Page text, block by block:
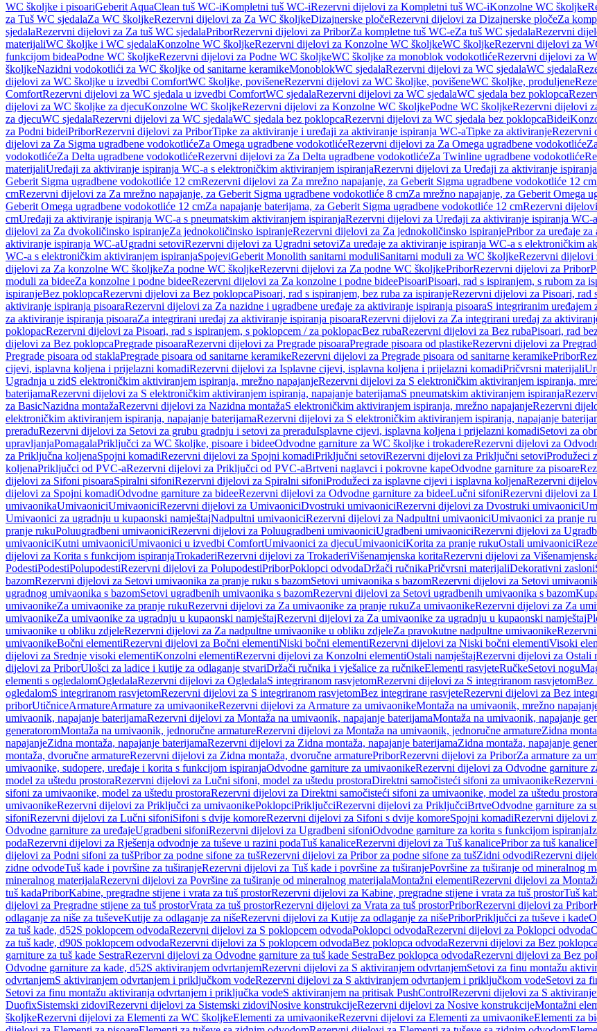
WC školjke i pisoariGeberit AquaClean tuš WC-iKompletni tuš WC-iRezervni dijelovi za Kompletni tuš WC-iKonzolne WC školjke
za Tuš WC sjedalaZa WC školjkeRezervni dijelovi za Za WC školjkeDizajnerske pločeRezervni dijelovi za Dizajnerske pločeZa
sjedalaRezervni dijelovi za Za tuš WC sjedalaPriborRezervni dijelovi za PriborZa kompletne tuš WC-eZa tuš WC sjedalaRezervni
materijaliWC školjke i WC sjedalaKonzolne WC školjkeRezervni dijelovi za Konzolne WC školjkeWC školjkeRezervni dijelovi za
funkcijom bideaPodne WC školjkeRezervni dijelovi za Podne WC školjkeWC školjke za monoblok vodokotlićeRezervni dijelovi za
školjkeNazidni vodokotlići za WC školjke od sanitarne keramikeMonoblokWC sjedalaRezervni dijelovi za WC sjedalaWC sjedala
dijelovi za WC školjke u izvedbi ComfortWC školjke, povišeneRezervni dijelovi za WC školjke, povišeneWC školjke, produljene
ComfortRezervni dijelovi za WC sjedala u izvedbi ComfortWC sjedalaRezervni dijelovi za WC sjedalaWC sjedala bez poklopca
dijelovi za WC školjke za djecuKonzolne WC školjkeRezervni dijelovi za Konzolne WC školjkePodne WC školjkeRezervni dijelovi
za djecuWC sjedalaRezervni dijelovi za WC sjedalaWC sjedala bez poklopcaRezervni dijelovi za WC sjedala bez poklopcaBidei
za Podni bideiPriborRezervni dijelovi za PriborTipke za aktiviranje i uređaji za aktiviranje ispiranja WC-aTipke za aktiviranjeRezervni
dijelovi za Za Sigma ugradbene vodokotlićeZa Omega ugradbene vodokotlićeRezervni dijelovi za Za Omega ugradbene vodokotliće
vodokotlićeZa Delta ugradbene vodokotlićeRezervni dijelovi za Za Delta ugradbene vodokotlićeZa Twinline ugradbene vodokotliće
materijaliUređaji za aktiviranje ispiranja WC-a s elektroničkim aktiviranjem ispiranjaRezervni dijelovi za Uređaji za aktiviranje
Geberit Sigma ugradbene vodokotliće 12 cmRezervni dijelovi za Za mrežno napajanje, za Geberit Sigma ugradbene vodokotliće 12 cm
cmRezervni dijelovi za Za mrežno napajanje, za Geberit Sigma ugradbene vodokotliće 8 cmZa mrežno napajanje, za Geberit Omega
Geberit Omega ugradbene vodokotliće 12 cmZa napajanje baterijama, za Geberit Sigma ugradbene vodokotliće 12 cmRezervni
cmUređaji za aktiviranje ispiranja WC-a s pneumatskim aktiviranjem ispiranjaRezervni dijelovi za Uređaji za aktiviranje ispiranja WC-
dijelovi za Za dvokoličinsko ispiranjeZa jednokoličinsko ispiranjeRezervni dijelovi za Za jednokoličinsko ispiranjePribor za uređaje
aktiviranje ispiranja WC-aUgradni setoviRezervni dijelovi za Ugradni setoviZa uređaje za aktiviranje ispiranja WC-a s elektroničkim
WC-a s elektroničkim aktiviranjem ispiranjaSpojeviGeberit Monolith sanitarni moduliSanitarni moduli za WC školjkeRezervni dijelovi
dijelovi za Za konzolne WC školjkeZa podne WC školjkeRezervni dijelovi za Za podne WC školjkePriborRezervni dijelovi za Pribor
moduli za bideeZa konzolne i podne bideeRezervni dijelovi za Za konzolne i podne bideePisoariPisoari, rad s ispiranjem, s rubom za
ispiranjeBez poklopcaRezervni dijelovi za Bez poklopcaPisoari, rad s ispiranjem, bez ruba za ispiranjeRezervni dijelovi za Pisoari, rad
aktiviranje ispiranja pisoaraRezervni dijelovi za Za nazidne i ugradbene uređaje za aktiviranje ispiranja pisoaraS integriranim uređajem
za aktiviranje ispiranja pisoaraZa integrirani uređaj za aktiviranje ispiranja pisoaraRezervni dijelovi za Za integrirani uređaj za
poklopacRezervni dijelovi za Pisoari, rad s ispiranjem, s poklopcem / za poklopacBez rubaRezervni dijelovi za Bez rubaPisoari, rad
dijelovi za Bez poklopcaPregrade pisoaraRezervni dijelovi za Pregrade pisoaraPregrade pisoara od plastikeRezervni dijelovi za
Pregrade pisoara od staklaPregrade pisoara od sanitarne keramikeRezervni dijelovi za Pregrade pisoara od sanitarne keramikePribor
cijevi, isplavna koljena i prijelazni komadiRezervni dijelovi za Isplavne cijevi, isplavna koljena i prijelazni komadiPričvrsni materijali
Ugradnja u zidS elektroničkim aktiviranjem ispiranja, mrežno napajanjeRezervni dijelovi za S elektroničkim aktiviranjem ispiranja,
baterijamaRezervni dijelovi za S elektroničkim aktiviranjem ispiranja, napajanje baterijamaS pneumatskim aktiviranjem ispiranja
za BasicNazidna montažaRezervni dijelovi za Nazidna montažaS elektroničkim aktiviranjem ispiranja, mrežno napajanjeRezervni
elektroničkim aktiviranjem ispiranja, napajanje baterijamaRezervni dijelovi za S elektroničkim aktiviranjem ispiranja, napajanje
preraduRezervni dijelovi za Setovi za grubu gradnju i setovi za preraduIsplavne cijevi, isplavna koljena i prijelazni komadiSetovi za
upravljanjaPomagalaPriključci za WC školjke, pisoare i bideeOdvodne garniture za WC školjke i trokadereRezervni dijelovi za
za Priključna koljenaSpojni komadiRezervni dijelovi za Spojni komadiPriključni setoviRezervni dijelovi za Priključni setoviProdužeci
koljenaPriključci od PVC-aRezervni dijelovi za Priključci od PVC-aBrtveni naglavci i pokrovne kapeOdvodne garniture za pisoare
dijelovi za Sifoni pisoaraSpiralni sifoniRezervni dijelovi za Spiralni sifoniProdužeci za isplavne cijevi i isplavna koljenaRezervni
dijelovi za Spojni komadiOdvodne garniture za bideeRezervni dijelovi za Odvodne garniture za bideeLučni sifoniRezervni dijelovi za
umivaonikaUmivaoniciUmivaoniciRezervni dijelovi za UmivaoniciDvostruki umivaoniciRezervni dijelovi za Dvostruki umivaonici
Umivaonici za ugradnju u kupaonski namještajNadpultni umivaoniciRezervni dijelovi za Nadpultni umivaoniciUmivaonici za pranje
pranje rukuPoluugradbeni umivaoniciRezervni dijelovi za Poluugradbeni umivaoniciUgradbeni umivaoniciRezervni dijelovi za
umivaoniciKutni umivaoniciUmivaonici u izvedbi ComfortUmivaonici za djecuUmivaoniciKorita za pranje rukuOstali umivaonici
dijelovi za Korita s funkcijom ispiranjaTrokaderiRezervni dijelovi za TrokaderiVišenamjenska koritaRezervni dijelovi za
PodestiPodestiPolupodestiRezervni dijelovi za PolupodestiPriborPoklopci odvodaDržači ručnikaPričvrsni materijaliDekorativni zasloni
bazomRezervni dijelovi za Setovi umivaonika za pranje ruku s bazomSetovi umivaonika s bazomRezervni dijelovi za Setovi
ugradnog umivaonika s bazomSetovi ugradbenih umivaonika s bazomRezervni dijelovi za Setovi ugradbenih umivaonika s bazom
umivaonikeZa umivaonike za pranje rukuRezervni dijelovi za Za umivaonike za pranje rukuZa umivaonikeRezervni dijelovi za Za
umivaonikeZa umivaonike za ugradnju u kupaonski namještajRezervni dijelovi za Za umivaonike za ugradnju u kupaonski namještaj
umivaonike u obliku zdjeleRezervni dijelovi za Za nadpultne umivaonike u obliku zdjeleZa pravokutne nadpultne umivaonike
umivaonikeBočni elementiRezervni dijelovi za Bočni elementiNiski bočni elementiRezervni dijelovi za Niski bočni elementiVisoki
dijelovi za Srednje visoki elementiKonzolni elementiRezervni dijelovi za Konzolni elementiOstali namještajRezervni dijelovi za Ostali
dijelovi za PriborUlošci za ladice i kutije za odlaganje stvariDržači ručnika i vješalice za ručnikeElementi rasvjeteRučkeSetovi nogu
elementi s ogledalomOgledalaRezervni dijelovi za OgledalaS integriranom rasvjetomRezervni dijelovi za S integriranom rasvjetomBez
ogledalomS integriranom rasvjetomRezervni dijelovi za S integriranom rasvjetomBez integrirane rasvjeteRezervni dijelovi za Bez
priborUtičniceArmatureArmature za umivaonikeRezervni dijelovi za Armature za umivaonikeMontaža na umivaonik, mrežno
umivaonik, napajanje baterijamaRezervni dijelovi za Montaža na umivaonik, napajanje baterijamaMontaža na umivaonik, napajanje
generatoromMontaža na umivaonik, jednoručne armatureRezervni dijelovi za Montaža na umivaonik, jednoručne armatureZidna
napajanjeZidna montaža, napajanje baterijamaRezervni dijelovi za Zidna montaža, napajanje baterijamaZidna montaža, napajanje
montaža, dvoručne armatureRezervni dijelovi za Zidna montaža, dvoručne armaturePriborRezervni dijelovi za PriborZa armature za
umivaonike, sudopere, uređaje i korita s funkcijom ispiranjaOdvodne garniture za umivaonikeRezervni dijelovi za Odvodne garniture
model za uštedu prostoraRezervni dijelovi za Lučni sifoni, model za uštedu prostoraDirektni samočisteći sifoni za umivaonikeRezervni
sifoni za umivaonike, model za uštedu prostoraRezervni dijelovi za Direktni samočisteći sifoni za umivaonike, model za uštedu prostora
umivaonikeRezervni dijelovi za Priključci za umivaonikePoklopciPriključciRezervni dijelovi za PriključciBrtveOdvodne garniture za
sifoniRezervni dijelovi za Lučni sifoniSifoni s dvije komoreRezervni dijelovi za Sifoni s dvije komoreSpojni komadiRezervni dijelovi
Odvodne garniture za uređajeUgradbeni sifoniRezervni dijelovi za Ugradbeni sifoniOdvodne garniture za korita s funkcijom ispiranja
podaRezervni dijelovi za Rješenja odvodnje za tuševe u razini podaTuš kanaliceRezervni dijelovi za Tuš kanalicePribor za tuš kanalice
dijelovi za Podni sifoni za tušPribor za podne sifone za tušRezervni dijelovi za Pribor za podne sifone za tušZidni odvodiRezervni
zidne odvodeTuš kade i površine za tuširanjeRezervni dijelovi za Tuš kade i površine za tuširanjePovršine za tuširanje od mineralnog
mineralnog materijalaRezervni dijelovi za Površine za tuširanje od mineralnog materijalaMontažni elementiRezervni dijelovi za
tuš kadaPriborKabine, pregradne stijene i vrata za tuš prostorRezervni dijelovi za Kabine, pregradne stijene i vrata za tuš prostorTuš
dijelovi za Pregradne stijene za tuš prostorVrata za tuš prostorRezervni dijelovi za Vrata za tuš prostorPriborRezervni dijelovi za Pribor
odlaganje za niše za tuševeKutije za odlaganje za nišeRezervni dijelovi za Kutije za odlaganje za nišePriborPriključci za tuševe i kade
za tuš kade, d52S poklopcem odvodaRezervni dijelovi za S poklopcem odvodaPoklopci odvodaRezervni dijelovi za Poklopci odvoda
za tuš kade, d90S poklopcem odvodaRezervni dijelovi za S poklopcem odvodaBez poklopca odvodaRezervni dijelovi za Bez
garniture za tuš kade SestraRezervni dijelovi za Odvodne garniture za tuš kade SestraBez poklopca odvodaRezervni dijelovi za Bez
Odvodne garniture za kade, d52S aktiviranjem odvrtanjemRezervni dijelovi za S aktiviranjem odvrtanjemSetovi za finu montažu
odvrtanjemS aktiviranjem odvrtanjem i priključkom vodeRezervni dijelovi za S aktiviranjem odvrtanjem i priključkom vodeSetovi za
Setovi za finu montažu aktiviranja odvrtanjem i priključka vodeS aktiviranjem na pritisak PushControlRezervni dijelovi za S
DuofixSistemski zidoviRezervni dijelovi za Sistemski zidoviNosive konstrukcijeRezervni dijelovi za Nosive konstrukcijeMontažni
školjkeRezervni dijelovi za Elementi za WC školjkeElementi za umivaonikeRezervni dijelovi za Elementi za umivaonikeElementi za